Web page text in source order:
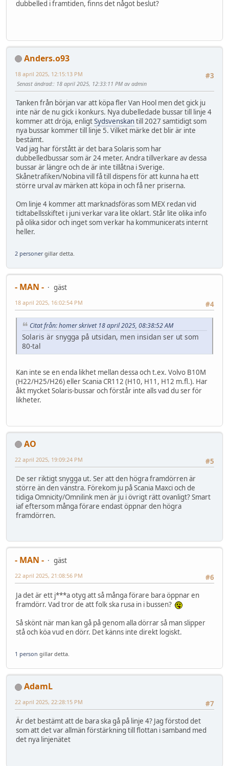
dubbelled i framtiden, finns det något beslut?
Anders.o93
#3
18 april 2025, 12:15:13 PM
Senast ändrad:: 18 april 2025, 12:33:11 PM av admin
Tanken från början var att köpa fler Van Hool men det gick ju
inte när de nu gick i konkurs. Nya dubelledade bussar till linje 4
kommer att dröja, enligtSydsvenskantill 2027 samtidigt som
nya bussar kommer till linje 5. Vilket märke det blir är inte
bestämt.
Vad jag har förstått är det bara Solaris som har
dubbelledbussar som är 24 meter. Andra tillverkare av dessa
bussar är längre och de är inte tillåtna i Sverige.
Skånetrafiken/Nobina vill få till dispens för att kunna ha ett
större urval av märken att köpa in och få ner priserna.
Om linje 4 kommer att marknadsföras som MEX redan vid
tidtabellsskiftet i juni verkar vara lite oklart. Står lite olika info
på olika sidor och inget som verkar ha kommunicerats internt
heller.
2 personergillar detta.
- MAN -
gäst
#4
18 april 2025, 16:02:54 PM
Citat från: homer skrivet 18 april 2025, 08:38:52 AM
Solaris är snygga på utsidan, men insidan ser ut som
80-tal
Kan inte se en enda likhet mellan dessa och t.ex. Volvo B10M
(H22/H25/H26) eller Scania CR112 (H10, H11, H12 m.fl.). Har
åkt mycket Solaris-bussar och förstår inte alls vad du ser för
likheter.
AO
#5
22 april 2025, 19:09:24 PM
De ser riktigt snygga ut. Ser att den högra framdörren är
större än den vänstra. Förekom ju på Scania Maxci och de
tidiga Omnicity/Omnilink men är ju i övrigt rätt ovanligt? Smart
iaf eftersom många förare endast öppnar den högra
framdörren.
- MAN -
gäst
#6
22 april 2025, 21:08:56 PM
Ja det är ett j***a otyg att så många förare bara öppnar en
framdörr. Vad tror de att folk ska rusa in i bussen?
Så skönt när man kan gå på genom alla dörrar så man slipper
stå och köa vud en dörr. Det känns inte direkt logiskt.
1 person gillar detta.
AdamL
#7
22 april 2025, 22:28:15 PM
Är det bestämt att de bara ska gå på linje 4? Jag förstod det
som att det var allmän förstärkning till flottan i samband med
det nya linjenätet